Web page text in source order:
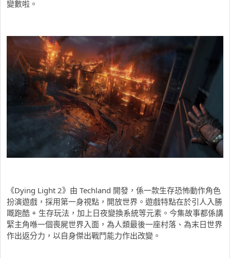
變數啦。
《Dying Light 2》由 Techland 開發，係一款生存恐怖動作角色
扮演遊戲，採用第一身視點，開放世界。遊戲特點在於引人入勝
嘅跑酷 + 生存玩法，加上日夜變換系統等元素。今集故事都係講
緊主角喺一個喪屍世界入面，為人類最後一座村落、為末日世界
作出返分力，以自身傑出戰鬥能力作出改變。